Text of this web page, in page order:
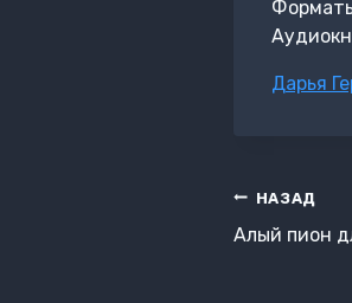
Метки
Дарья
по
НАЗАД
Алый пион